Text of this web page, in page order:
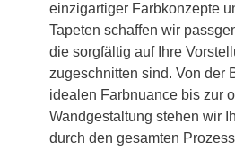
einzigartiger Farbkonzepte
Tapeten schaffen wir
die sorgfältig auf Ihre
zugeschnitten sind. Von der
idealen Farbnuance bis zur
Wandgestaltung stehen wir
durch den gesamten